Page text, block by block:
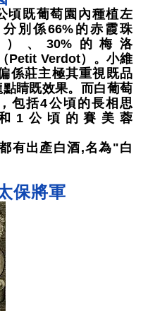
頃既葡萄園內種植左
別係66%的赤霞珠
）、30%的梅洛
Petit Verdot）。小維
係莊主極其重視既品
睛既效果。而白葡萄
包括4公頃的長相思
和1公頃的賽美蓉
有出產白酒,名為"白
保將軍